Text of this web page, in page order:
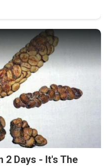
2 Days - It's The